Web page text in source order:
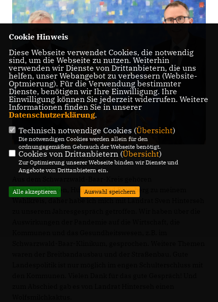
Donaueschingen, Hüfingen und Blumberg zu meinem
Cookie Hinweis
Diese Webseite verwendet Cookies, die notwendig
sind, um die Webseite zu nutzen. Weiterhin
verwenden wir Dienste von Drittanbietern, die uns
helfen, unser Webangebot zu verbessern (Website-
Optmierung). Für die Verwendung bestimmter
Dienste, benötigen wir Ihre Einwilligung. Ihre
Einwilligung können Sie jederzeit widerrufen. Weitere
Informationen finden Sie in unserer
Datenschutzerklärung.
Technisch notwendige Cookies (Übersicht)
Die notwendigen Cookies werden allein für den
ordnungsgemäßen Gebrauch der Webseite benötigt.
Cookies von Drittanbietern (Übersicht)
Zur Optimierung unserer Webseite binden wir Dienste und
Angebote von Drittanbietern ein.
Alle akzeptieren Auswahl speichern